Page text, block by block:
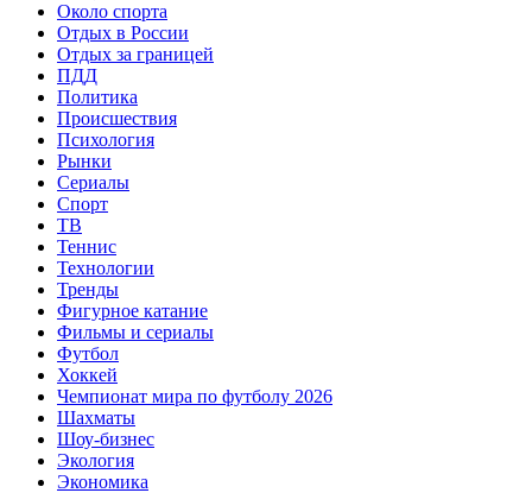
Около спорта
Отдых в России
Отдых за границей
ПДД
Политика
Происшествия
Психология
Рынки
Сериалы
Спорт
ТВ
Теннис
Технологии
Тренды
Фигурное катание
Фильмы и сериалы
Футбол
Хоккей
Чемпионат мира по футболу 2026
Шахматы
Шоу-бизнес
Экология
Экономика